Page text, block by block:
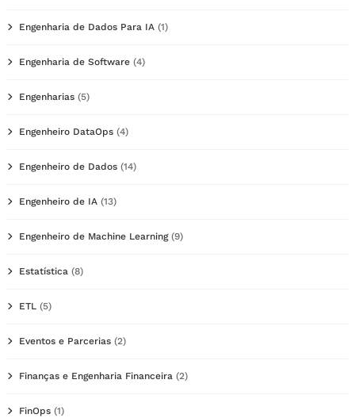
Engenharia de Dados Para IA (1)
Engenharia de Software (4)
Engenharias (5)
Engenheiro DataOps (4)
Engenheiro de Dados (14)
Engenheiro de IA (13)
Engenheiro de Machine Learning(9)
Estatística (8)
ETL (5)
Eventos e Parcerias (2)
Finanças e Engenharia Financeira (2)
FinOps (1)